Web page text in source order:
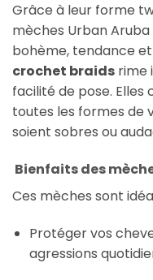
Grâce à leur forme
mèches Urban
bohème, tendance
crochet braids rime
facilité de pose.
toutes les formes de
soient sobres ou
Bienfaits des
Ces mèches sont
Protéger vos
agressions